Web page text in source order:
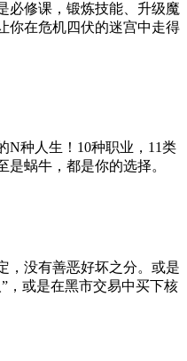
必修课，锻炼技能、升级魔
你在危机四伏的迷宫中走得
N种人生！10种职业，11类
蜗牛，都是你的选择。
，没有善恶好坏之分。或是
，或是在黑市交易中买下核